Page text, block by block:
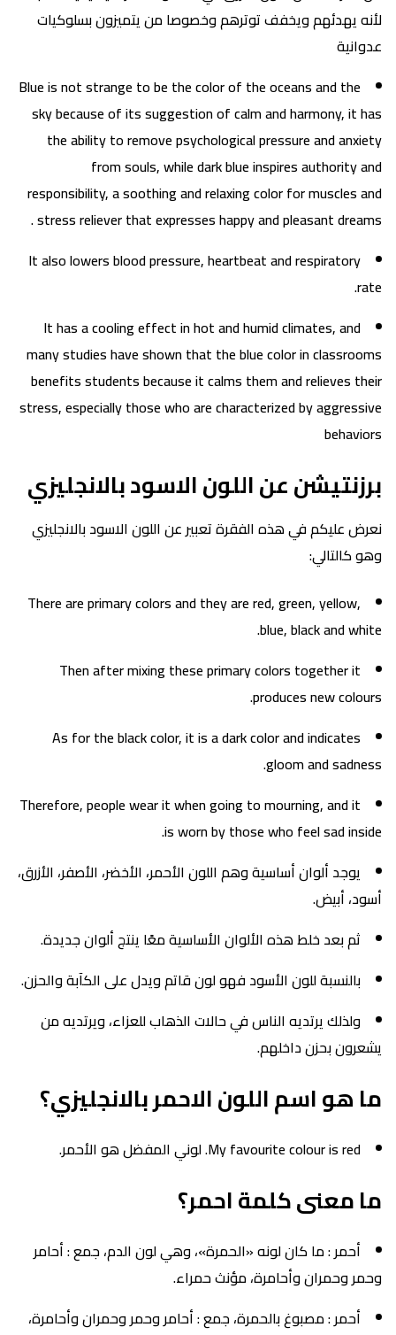
لأنه يهدئهم ويخفف توترهم وخصوصا من يتميزون بسلوكيات
عدوانية
Blue is not strange to be the color of the oceans and the
sky because of its suggestion of calm and harmony, it has
the ability to remove psychological pressure and anxiety
from souls, while dark blue inspires authority and
responsibility, a soothing and relaxing color for muscles and
stress reliever that expresses happy and pleasant dreams .
It also lowers blood pressure, heartbeat and respiratory
rate.
It has a cooling effect in hot and humid climates, and
many studies have shown that the blue color in classrooms
benefits students because it calms them and relieves their
stress, especially those who are characterized by aggressive
behaviors
برزنتيشن عن اللون الاسود بالانجليزي
نعرض عليكم في هذه الفقرة تعبير عن اللون الاسود بالانجليزي
وهو كالتالي:
There are primary colors and they are red, green, yellow,
blue, black and white.
Then after mixing these primary colors together it
produces new colours.
As for the black color, it is a dark color and indicates
gloom and sadness.
Therefore, people wear it when going to mourning, and it
is worn by those who feel sad inside.
يوجد ألوان أساسية وهم اللون الأحمر، الأخضر، الأصفر، الأزرق،
أسود، أبيض.
ثم بعد خلط هذه الألوان الأساسية معًا ينتج ألوان جديدة.
بالنسبة للون الأسود فهو لون قاتم ويدل على الكآبة والحزن.
ولذلك يرتديه الناس في حالات الذهاب للعزاء، ويرتديه من
يشعرون بحزن داخلهم.
ما هو اسم اللون الاحمر بالانجليزي؟
My favourite colour is red. لوني المفضل هو الأحمر.
ما معنى كلمة احمر؟
أحمر : ما كان لونه «الحمرة»، وهي لون الدم، جمع : أحامر
وحمر وحمران وأحامرة، مؤنث حمراء.
أحمر : مصبوغ بالحمرة، جمع : أحامر وحمر وحمران وأحامرة،